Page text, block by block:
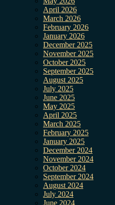
April 2026
March 2026
February 2026
January 2026
December 2025
November 2025
October 2025
September 2025
August 2025
July 2025
June 2025
May 2025
April 2025
March 2025
February 2025
January 2025
December 2024
November 2024
October 2024
September 2024
August 2024
July 2024
June 2024